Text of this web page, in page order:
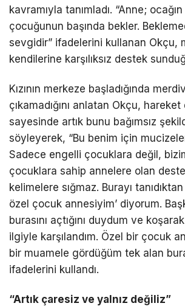
kavramıyla tanımladı. “Anne;
çocuğunun başında bekler.
sevgidir” ifadelerini kullanan Okçu,
kendilerine karşılıksız destek
Kızının merkeze başladığında
çıkamadığını anlatan Okçu,
sayesinde artık bunu bağımsız
söyleyerek, “Bu benim için
Sadece engelli çocuklara değil,
çocuklara sahip annelere olan
kelimelere sığmaz. Burayı
özel çocuk annesiyim’ diyorum.
burasını açtığını duydum ve
ilgiyle karşılandım. Özel bir çocuk
bir muamele gördüğüm tek alan
ifadelerini kullandı.
“Artık çaresiz ve yalnız değiliz”